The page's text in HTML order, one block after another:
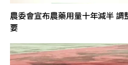
農委會宣布農藥用量十年減半
要